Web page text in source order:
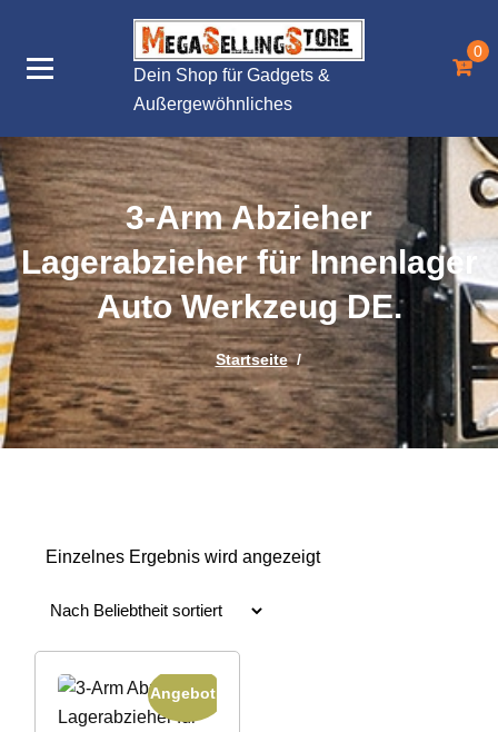
springen
Dein Shop für Gadgets &
Außergewöhnliches
0
3-Arm Abzieher
Lagerabzieher für Innenlager
Auto Werkzeug DE.
Startseite/
Einzelnes Ergebnis wird angezeigt
Angebot!